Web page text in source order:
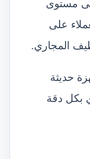
مستوى
على
المجاري.
حديثة
بكل دقة